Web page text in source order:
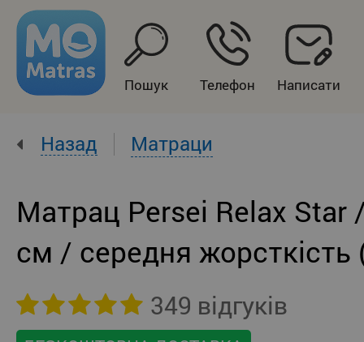
Пошук Телефон Написати
Назад Матраци
Матрац Persei Relax Star
см / середня жорсткість
349 відгуків